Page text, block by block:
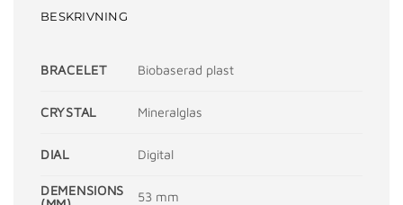
BESKRIVNING
BRACELET Biobaserad plast
CRYSTAL Mineralglas
DIAL Digital
DEMENSIONS
53 mm